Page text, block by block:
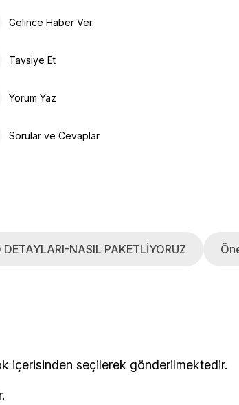
Gelince Haber Ver
Tavsiye Et
Yorum Yaz
Sorular ve Cevaplar
DETAYLARI-NASIL PAKETLİYORUZ
stok içerisinden seçilerek